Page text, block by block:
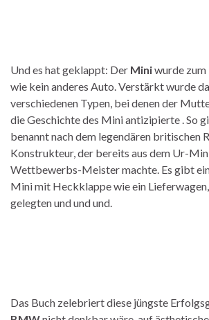
Und es hat geklappt: Der Miniwurde zum
wie kein anderes Auto. Verstärkt wurde
verschiedenen Typen, bei denen der
die Geschichte des Mini antizipierte . So
benannt nach dem legendären britischen
Konstrukteur, der bereits aus dem Ur-
Wettbewerbs-Meister machte. Es gibt
Mini mit Heckklappe wie ein
gelegten und und und.
Das Buch zelebriert diese jüngste